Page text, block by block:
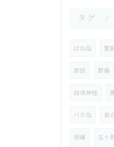
タグ
ばね指 整
原因 膝痛
自律神経
バネ指 首
頭痛 五十